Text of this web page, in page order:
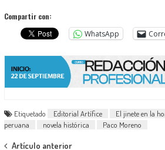
Compartir con:
WhatsApp
Etiquetado Editorial Artífice El jinete en la
peruana
novela histórica Paco Moreno
Artículo anterior